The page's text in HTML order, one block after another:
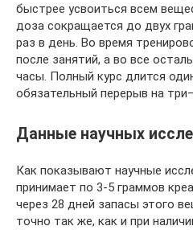
быстрее усвоиться всем
доза сокращается до двух
раз в день. Во время
после занятий, а во все
часы. Полный курс длится
обязательный перерыв на
Данные научных
Как показывают научные
принимает по 3-5 граммов
через 28 дней запасы этого
точно так же, как и при